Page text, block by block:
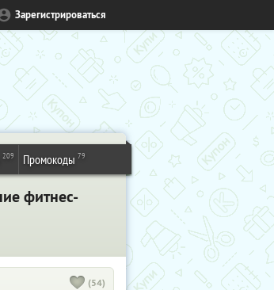
Зарегистрироваться
209 Промокоды 79
фитнес-
(54)